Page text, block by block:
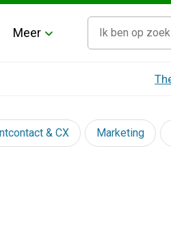
Meer
& CX Marketing